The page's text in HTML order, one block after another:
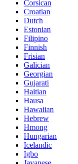
Corsican
Croatian
Dutch
Estonian
Filipino
Finnish
Frisian
Galician
Georgian
Gujarati
Haitian
Hausa
Hawaiian
Hebrew
Hmong
Hungarian
Icelandic
Igbo